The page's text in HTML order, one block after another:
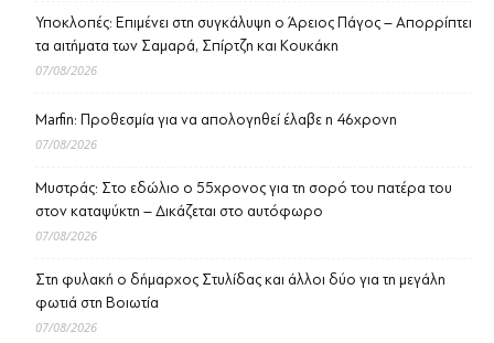
Υποκλοπές: Επιμένει στη συγκάλυψη ο Άρειος Πάγος – Απορρίπτει
τα αιτήματα των Σαμαρά, Σπίρτζη και Κουκάκη
07/08/2026
Marfin: Προθεσμία για να απολογηθεί έλαβε η 46χρονη
07/08/2026
Μυστράς: Στο εδώλιο ο 55χρονος για τη σορό του πατέρα του
στον καταψύκτη – Δικάζεται στο αυτόφωρο
07/08/2026
Στη φυλακή ο δήμαρχος Στυλίδας και άλλοι δύο για τη μεγάλη
φωτιά στη Βοιωτία
07/08/2026